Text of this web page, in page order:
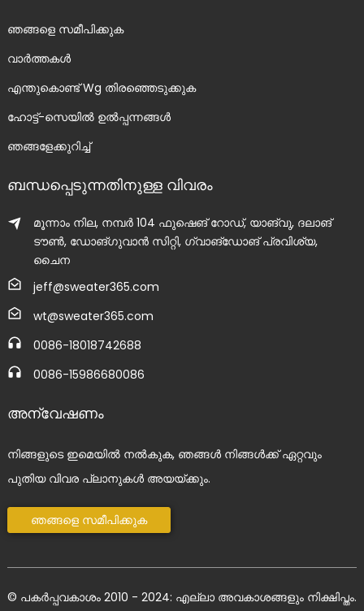
ഞങ്ങളെ സമീപിക്കുക
വാർത്തകൾ
എന്തുകൊണ്ട് Wg തിരഞ്ഞെടുക്കുക
ഹോട്ട്-സെയിൽ ഉൽപ്പന്നങ്ങൾ
ഞങ്ങളേക്കുറിച്ച്
ബന്ധപ്പെടുന്നതിനുള്ള വിവരം
മൂന്നാം നില, നമ്പർ 104 ഫുഷെങ് റോഡ്, യാങ്‌വു, ദലാങ്
ടൗൺ, ഡോങ്‌ഗുവാൻ സിറ്റി, ഗ്വാങ്‌ഡോങ് പ്രവിശ്യ,
ചൈന
jeff@sweater365.com
wt@sweater365.com
0086-18018742688
0086-15986680086
അന്വേഷണം
നിങ്ങളുടെ ഇമെയിൽ നൽകുക, ഞങ്ങൾ നിങ്ങൾക്ക് ഏറ്റവും
പുതിയ വിവര പ്ലാനുകൾ അയയ്ക്കും.
ഞങ്ങളെ സമീപിക്കുക
© പകർപ്പവകാശം 2010 - 2024: എല്ലാ അവകാശങ്ങളും നിക്ഷിപ്തം.